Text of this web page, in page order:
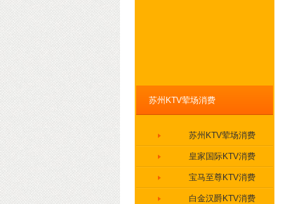
苏州KTV荤场消费
苏州KTV荤场消费
皇家国际KTV消费
宝马至尊KTV消费
白金汉爵KTV消费